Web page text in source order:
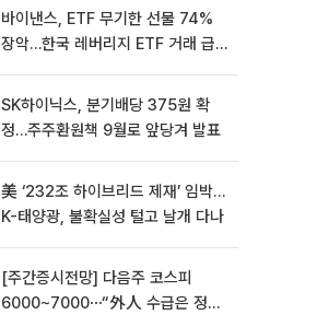
바이낸스, ETF 무기한 선물 74%
장악…한국 레버리지 ETF 거래 급
SK하이닉스, 분기배당 375원 확
정…주주환원책 9월로 앞당겨 발표
美 ‘232조 하이브리드 제재’ 임박…
K-태양광, 불확실성 털고 날개 다나
[주간증시전망] 다음주 코스피
6000~7000⋯“外人 수급은 정책